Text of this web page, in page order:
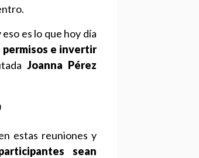
eso es lo que hoy día
permisos e invertir
Joanna Pérez
estas reuniones y
sean